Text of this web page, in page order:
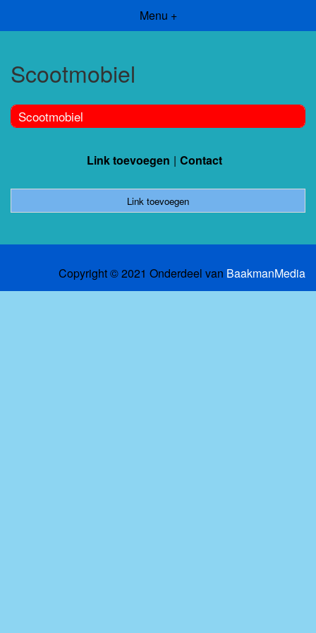
Menu +
Scootmobiel
Scootmobiel
Link toevoegen Contact
Link toevoegen
Copyright © 2021 Onderdeel van BaakmanMedia